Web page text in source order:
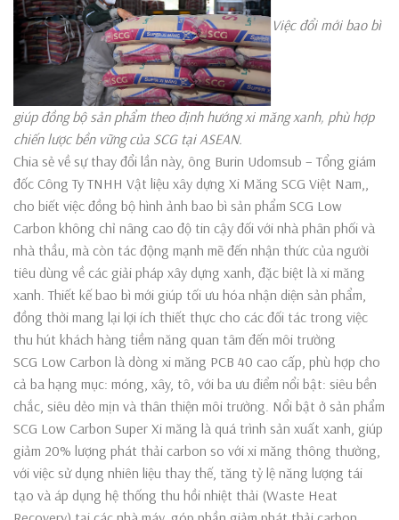
Việc đổi mới bao bì
giúp đồng bộ sản phẩm theo định hướng xi măng xanh, phù hợp
chiến lược bền vững của SCG tại ASEAN.
Chia sẻ về sự thay đổi lần này, ông Burin Udomsub – Tổng giám
đốc Công Ty TNHH Vật liệu xây dựng Xi Măng SCG Việt Nam,,
cho biết việc đồng bộ hình ảnh bao bì sản phẩm SCG Low
Carbon không chỉ nâng cao độ tin cậy đối với nhà phân phối và
nhà thầu, mà còn tác động mạnh mẽ đến nhận thức của người
tiêu dùng về các giải pháp xây dựng xanh, đặc biệt là xi măng
xanh. Thiết kế bao bì mới giúp tối ưu hóa nhận diện sản phẩm,
đồng thời mang lại lợi ích thiết thực cho các đối tác trong việc
thu hút khách hàng tiềm năng quan tâm đến môi trường
SCG Low Carbon là dòng xi măng PCB 40 cao cấp, phù hợp cho
cả ba hạng mục: móng, xây, tô, với ba ưu điểm nổi bật: siêu bền
chắc, siêu dẻo mịn và thân thiện môi trường. Nổi bật ở sản phẩm
SCG Low Carbon Super Xi măng là quá trình sản xuất xanh, giúp
giảm 20% lượng phát thải carbon so với xi măng thông thường,
với việc sử dụng nhiên liệu thay thế, tăng tỷ lệ năng lượng tái
tạo và áp dụng hệ thống thu hồi nhiệt thải (Waste Heat